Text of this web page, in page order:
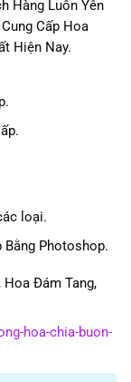
Hàng Luôn Yên
Cấp Hoa
Hiện Nay.
loại.
Bằng Photoshop.
Hoa Đám Tang,
hoa-chia-buon-